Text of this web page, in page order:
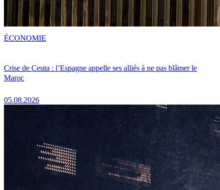
Crise de Ceuta : l’Espagne appelle ses alliés à ne pas blâmer le
Maroc
05.08.2026
ÉCONOMIE